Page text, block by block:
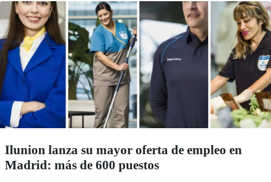
Ilunion lanza su mayor oferta de empleo en
Madrid: más de 600 puestos